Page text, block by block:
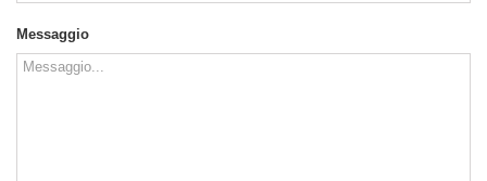
Messaggio